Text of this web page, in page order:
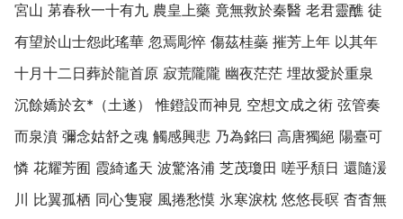
宮山 苐春秋一十有九 農皇上藥 竟無救於秦醫 老君靈醮 徒
有望於山士怨此瑤華 忽焉彫悴 傷茲桂蘂 摧芳上年 以其年
十月十二日葬於龍首原 寂荒隴隴 幽夜茫茫 埋故愛於重泉
沉餘嬌於玄*（土遂） 惟鐙設而神見 空想文成之術 弦管奏
而泉濆 彌念姑舒之魂 觸感興悲 乃為銘曰 高唐獨絕 陽臺可
憐 花耀芳囿 霞綺遙天 波驚洛浦 芝茂瓊田 嗟乎頺日 還隨湲
川 比翼孤栖 同心隻寢 風捲愁慔 氷寒淚枕 悠悠長暝 杳杳無